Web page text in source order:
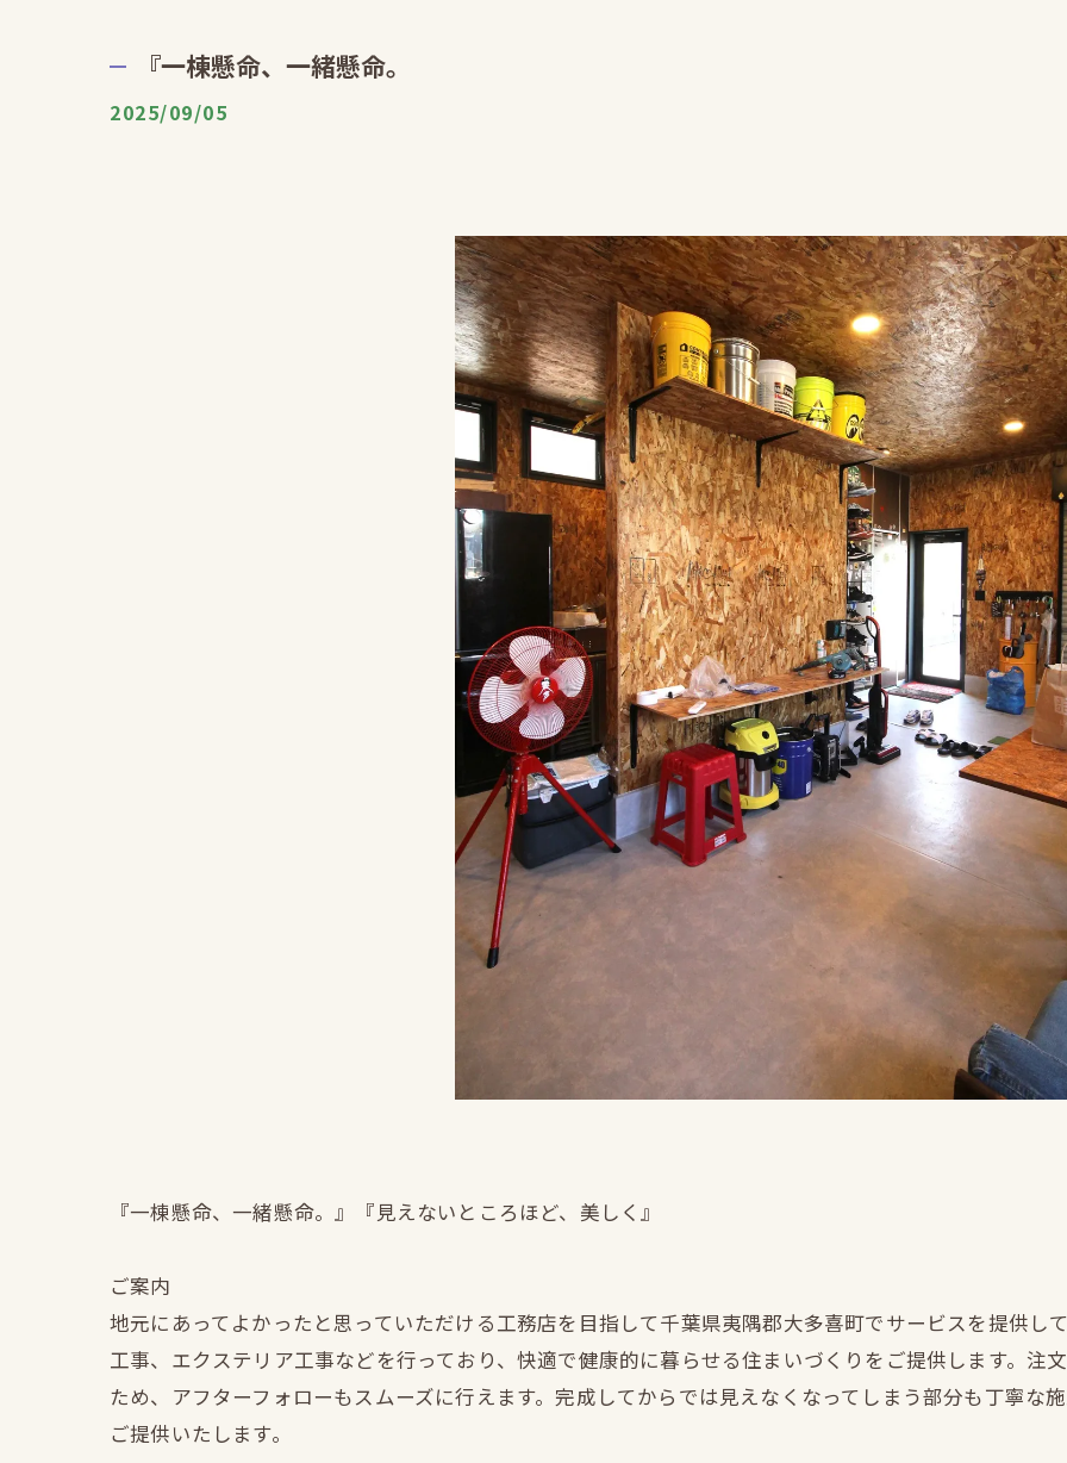
『一棟懸命、一緒懸命。
2025/09/05
『一棟懸命、一緒懸命。』『見えないところほど、美しく』
ご案内
地元にあってよかったと思っていただける工務店を目指して千葉県夷隅郡大多喜町でサービスを提供し
工事、エクステリア工事などを行っており、快適で健康的に暮らせる住まいづくりをご提供します。注
ため、アフターフォローもスムーズに行えます。完成してからでは見えなくなってしまう部分も丁寧な
ご提供いたします。